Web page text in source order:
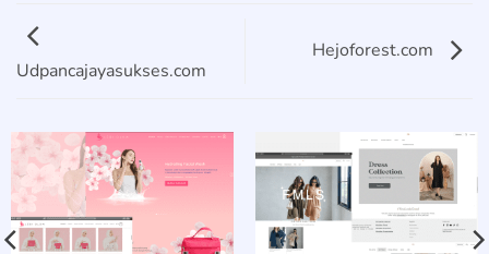
Udpancajayasukses.com
Hejoforest.com